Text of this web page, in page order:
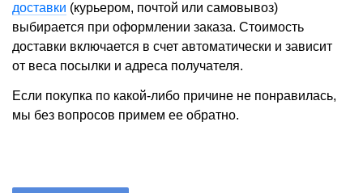
доставки (курьером, почтой или самовывоз)
выбирается при оформлении заказа. Стоимость
доставки включается в счет автоматически и зависит
от веса посылки и адреса получателя.
Если покупка по какой-либо причине не понравилась,
мы без вопросов примем ее обратно.